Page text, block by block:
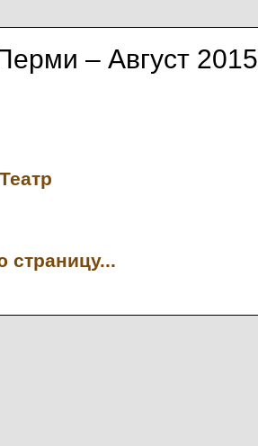
– Август 2015
Театр
страницу...